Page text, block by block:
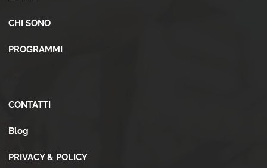
CHI SONO
PROGRAMMI
CONTATTI
Blog
PRIVACY & POLICY